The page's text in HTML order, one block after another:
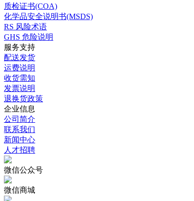
销售条款
付款方式
参考资料
质检证书(COA)
化学品安全说明书(MSDS)
RS 风险术语
GHS 危险说明
服务支持
配送发货
运费说明
收货需知
发票说明
退换货政策
企业信息
公司简介
联系我们
新闻中心
人才招聘